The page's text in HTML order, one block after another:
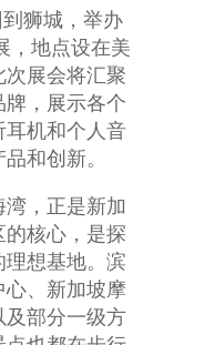
狮城，举办
，地点设在美
展会将汇聚
，展示各个
耳机和个人音
和创新。
，正是新加
核心，是探
想基地。滨
、新加坡摩
及部分一级方